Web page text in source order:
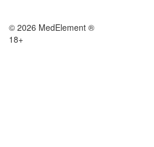
© 2026 MedElement ®
18+